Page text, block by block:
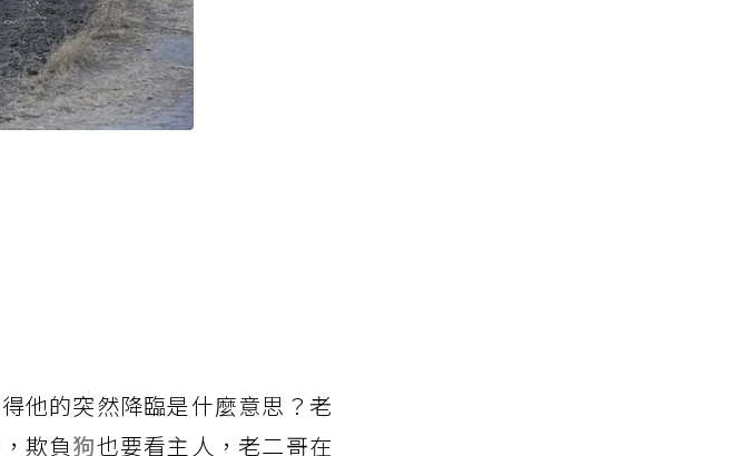
他的突然降臨是什麼意思？老
欺負狗也要看主人，老二哥在